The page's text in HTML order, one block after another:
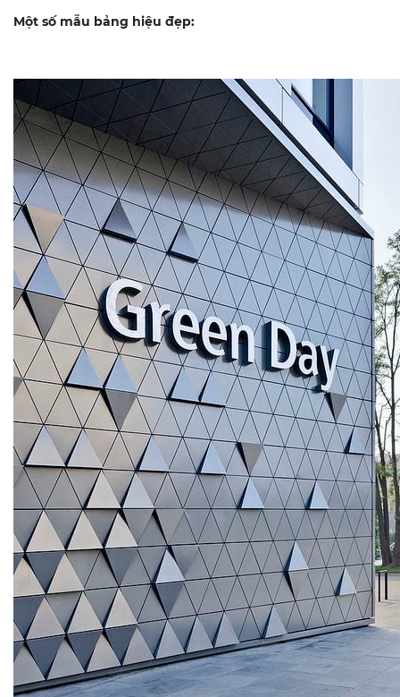
Một số mẫu bảng hiệu đẹp: